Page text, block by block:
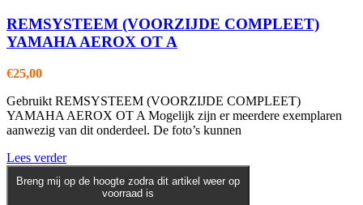
REMSYSTEEM (VOORZIJDE COMPLEET)
YAMAHA AEROX OT A
€25,00
Gebruikt REMSYSTEEM (VOORZIJDE COMPLEET)
YAMAHA AEROX OT A Mogelijk zijn er meerdere exemplaren
aanwezig van dit onderdeel. De foto’s kunnen
Lees verder
Breng mij op de hoogte zodra dit artikel weer op
voorraad is